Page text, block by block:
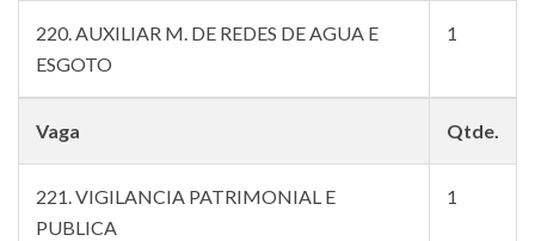
220. AUXILIAR M. DE REDES DE AGUA E
ESGOTO
1
Vaga Qtde.
221. VIGILANCIA PATRIMONIAL E
PUBLICA
1